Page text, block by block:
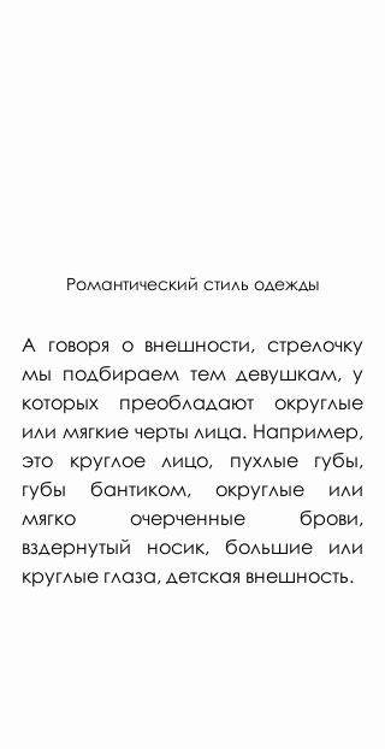
Романтический стиль одежды
А говоря о внешности, стрелочку
мы подбираем тем девушкам, у
которых преобладают округлые
или мягкие черты лица. Например,
это круглое лицо, пухлые губы,
губы бантиком, округлые или
мягко очерченные брови,
вздернутый носик, большие или
круглые глаза, детская внешность.